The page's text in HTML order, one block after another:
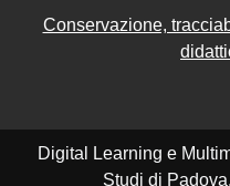
Conservazione,
Digital Learning e
Studi di